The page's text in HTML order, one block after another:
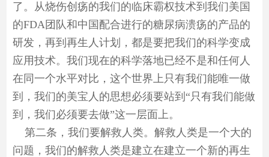
了。从烧伤创疡的我们的临床霸权技术到我们美国
的FDA团队和中国配合进行的糖尿病溃疡的产品的
研发，再到再生人计划，都是要把我们的科学变成
应用技术。我们现在的科学落地已经不是和任何人
在同一个水平对比，这个世界上只有我们能唯一做
到，我们的美宝人的思想必须要站到“只有我们能做
到，我们必须要去做”这一层面上。
第二条，我们要解救人类。解救人类是一个大的
问题，我们的解救人类是建立在建立一个新的再生